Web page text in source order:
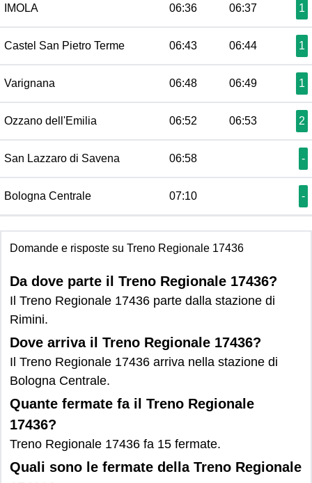
IMOLA 06:36 06:37 1
Castel San Pietro Terme 06:43 06:44 1
Varignana 06:48 06:49 1
Ozzano dell'Emilia 06:52 06:53 2
San Lazzaro di Savena 06:58 -
Bologna Centrale 07:10 -
Domande e risposte su Treno Regionale 17436
Da dove parte il Treno Regionale 17436?
Il Treno Regionale 17436 parte dalla stazione di
Rimini.
Dove arriva il Treno Regionale 17436?
Il Treno Regionale 17436 arriva nella stazione di
Bologna Centrale.
Quante fermate fa il Treno Regionale
17436?
Treno Regionale 17436 fa 15 fermate.
Quali sono le fermate della Treno Regionale